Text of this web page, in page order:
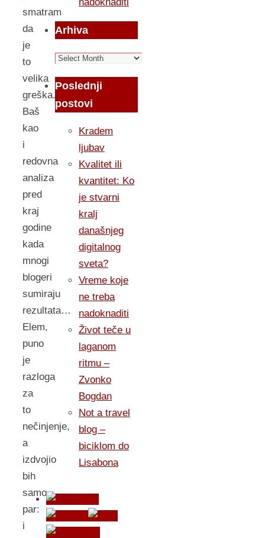
smatram
da
je
to
velika
greška.
Baš
kao
i
redovna
analiza
pred
kraj
godine
kada
mnogi
blogeri
sumiraju
rezultata…
Elem,
puno
je
razloga
za
to
nečinjenje,
a
izdvojio
bih
samo
par:
i
Arhiva
Arhiva
Poslednji
postovi
Kradem
ljubav
Kvalitet ili
kvantitet: Ko
je stvarni
kralj
današnjeg
digitalnog
sveta?
Vreme koje
ne treba
nadoknaditi
Život teče u
laganom
ritmu –
Zvonko
Bogdan
Not a travel
blog –
biciklom do
Lisabona